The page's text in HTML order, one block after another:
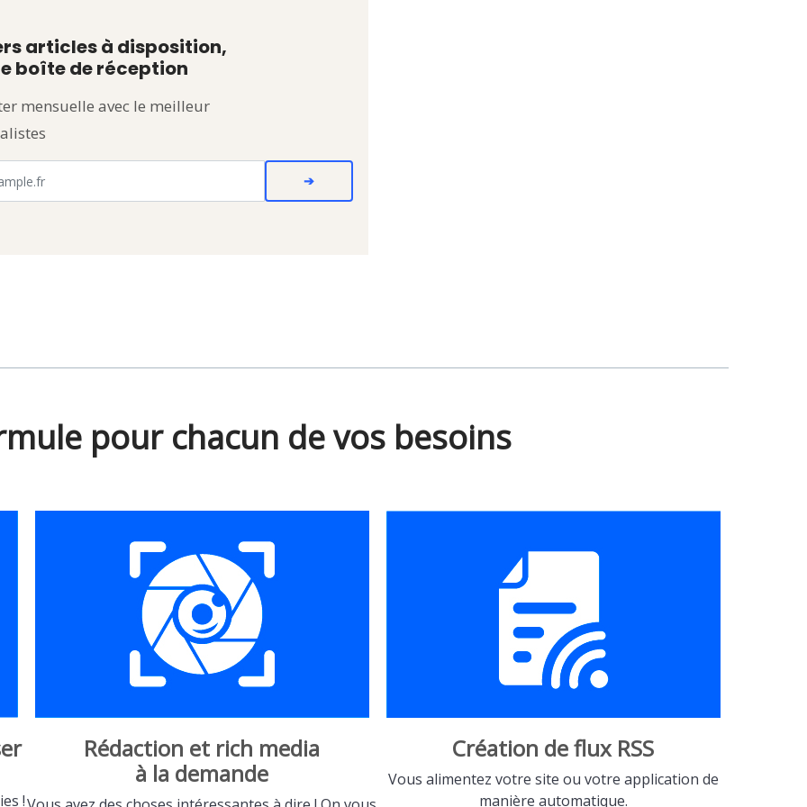
articles à disposition,
boîte de réception
mensuelle avec le meilleur
pour chacun de vos besoins
!
Rédaction et rich media
à la demande
Création de flux RSS
Vous alimentez votre site ou votre application de
manière automatique.